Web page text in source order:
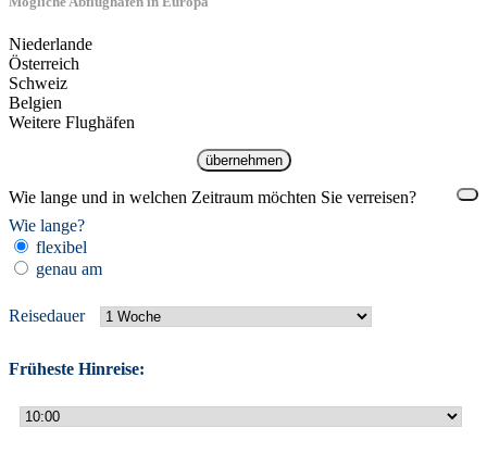
Niederlande
Österreich
Schweiz
Belgien
Weitere Flughäfen
übernehmen
Wie lange und in welchen Zeitraum möchten Sie verreisen?
Wie lange?
flexibel
genau am
Reisedauer
Früheste Hinreise: